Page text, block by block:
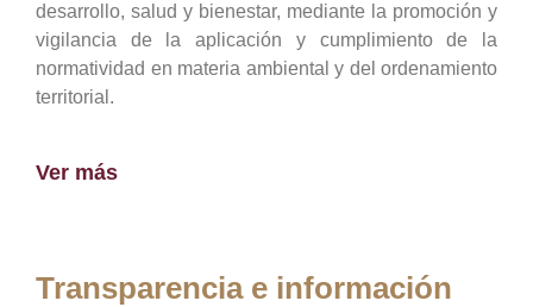
desarrollo, salud y bienestar, mediante la promoción y
vigilancia de la aplicación y cumplimiento de la
normatividad en materia ambiental y del ordenamiento
territorial.
Ver más
Transparencia e información